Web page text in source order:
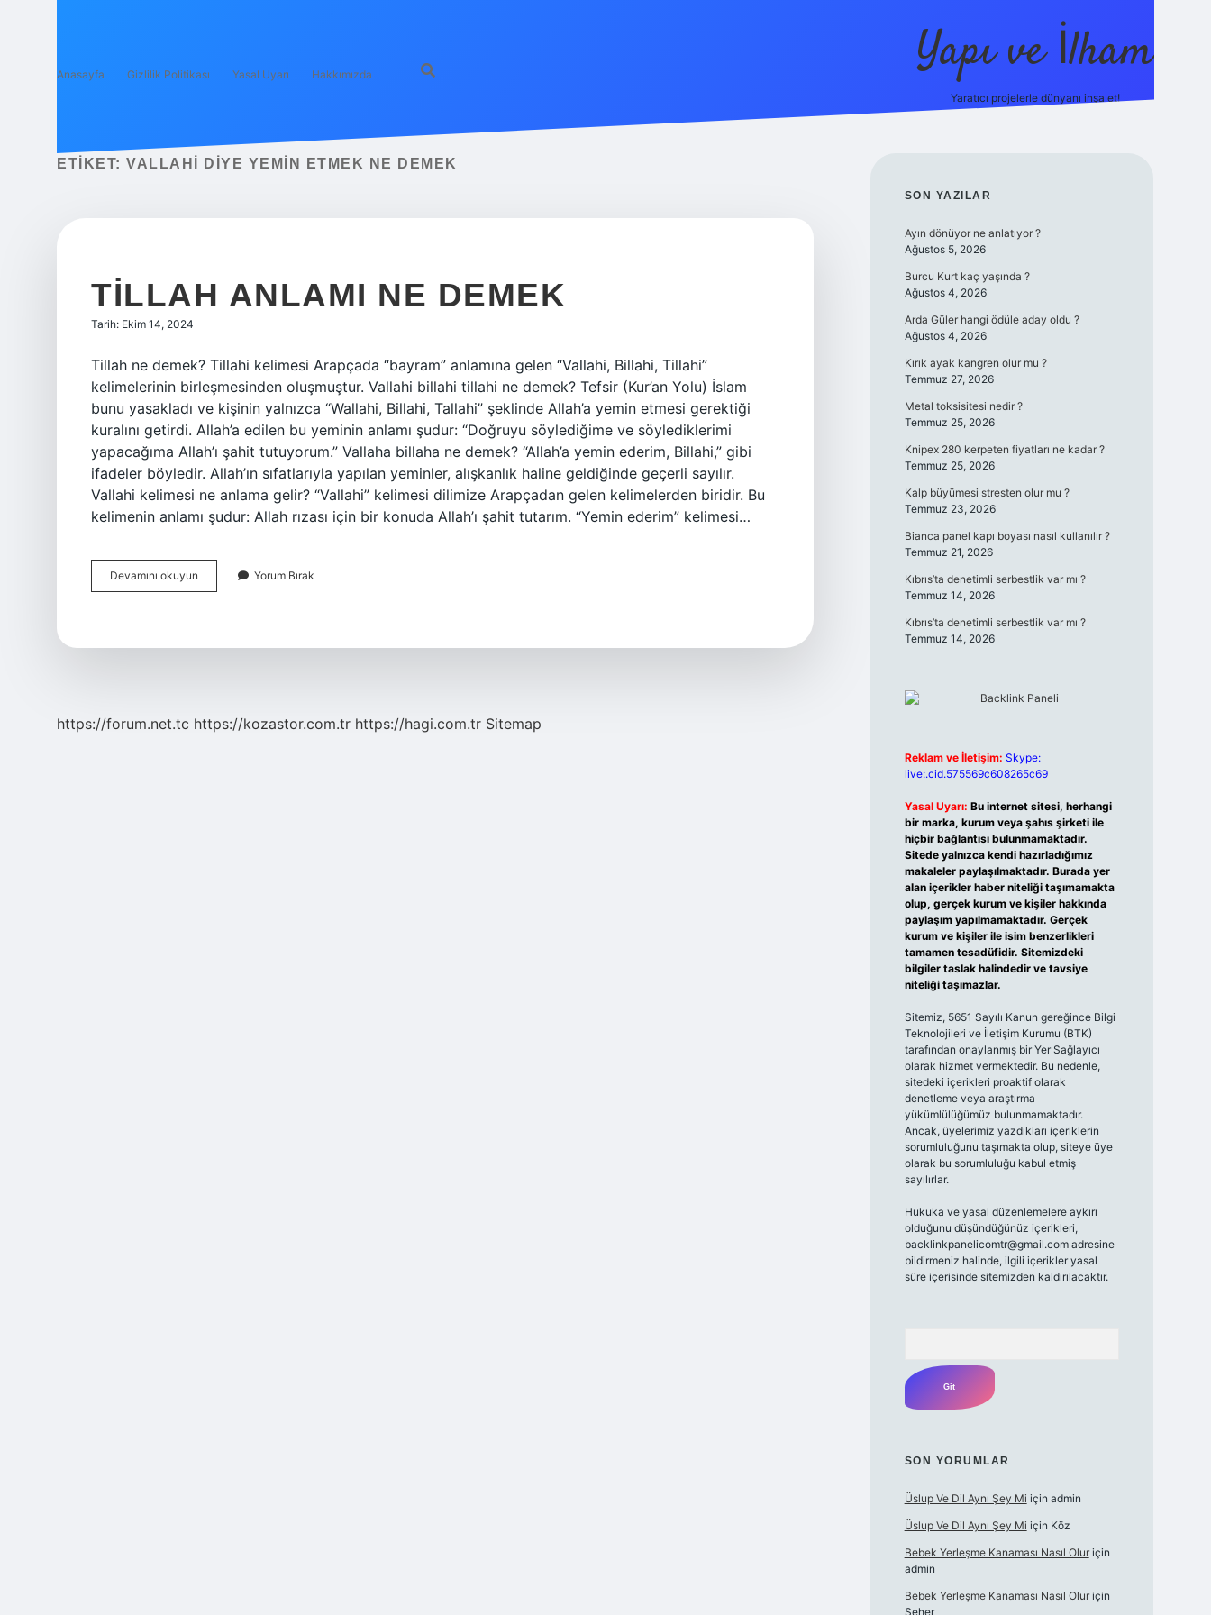
Anasayfa Gizlilik Politikası Yasal Uyarı Hakkımızda Yapı ve İlham
Yaratıcı projelerle dünyanı inşa et!
ETIKET: VALLAHI DIYE YEMIN ETMEK NE DEMEK
TILLAH ANLAMI NE DEMEK
Tarih: Ekim 14, 2024
Tillah ne demek? Tillahi kelimesi Arapçada “bayram” anlamına gelen “Vallahi, Billahi, Tillahi”
kelimelerinin birleşmesinden oluşmuştur. Vallahi billahi tillahi ne demek? Tefsir (Kur’an Yolu) İslam
bunu yasakladı ve kişinin yalnızca “Wallahi, Billahi, Tallahi” şeklinde Allah’a yemin etmesi gerektiği
kuralını getirdi. Allah’a edilen bu yeminin anlamı şudur: “Doğruyu söylediğime ve söylediklerimi
yapacağıma Allah’ı şahit tutuyorum.” Vallaha billaha ne demek? “Allah’a yemin ederim, Billahi,” gibi
ifadeler böyledir. Allah’ın sıfatlarıyla yapılan yeminler, alışkanlık haline geldiğinde geçerli sayılır.
Vallahi kelimesi ne anlama gelir? “Vallahi” kelimesi dilimize Arapçadan gelen kelimelerden biridir. Bu
kelimenin anlamı şudur: Allah rızası için bir konuda Allah’ı şahit tutarım. “Yemin ederim” kelimesi…
Devamını okuyun
Anlamı
Yorum Bırak
https://forum.net.tc https://kozastor.com.tr https://hagi.com.tr Sitemap
SIDEBAR
SON YAZILAR
Ayın dönüyor ne anlatıyor ?
Ağustos 5, 2026
Burcu Kurt kaç yaşında ?
Ağustos 4, 2026
Arda Güler hangi ödüle aday oldu ?
Ağustos 4, 2026
Kırık ayak kangren olur mu ?
Temmuz 27, 2026
Metal toksisitesi nedir ?
Temmuz 25, 2026
Knipex 280 kerpeten fiyatları ne kadar ?
Temmuz 25, 2026
Kalp büyümesi stresten olur mu ?
Temmuz 23, 2026
Bianca panel kapı boyası nasıl kullanılır ?
Temmuz 21, 2026
Kıbrıs’ta denetimli serbestlik var mı ?
Temmuz 14, 2026
Kıbrıs’ta denetimli serbestlik var mı ?
Temmuz 14, 2026
Reklam ve İletişim: Skype:
live:.cid.575569c608265c69
Yasal Uyarı: Bu internet sitesi, herhangi
bir marka, kurum veya şahıs şirketi ile
hiçbir bağlantısı bulunmamaktadır.
Sitede yalnızca kendi hazırladığımız
makaleler paylaşılmaktadır. Burada yer
alan içerikler haber niteliği taşımamakta
olup, gerçek kurum ve kişiler hakkında
paylaşım yapılmamaktadır. Gerçek
kurum ve kişiler ile isim benzerlikleri
tamamen tesadüfidir. Sitemizdeki
bilgiler taslak halindedir ve tavsiye
niteliği taşımazlar.
Sitemiz, 5651 Sayılı Kanun gereğince Bilgi
Teknolojileri ve İletişim Kurumu (BTK)
tarafından onaylanmış bir Yer Sağlayıcı
olarak hizmet vermektedir. Bu nedenle,
sitedeki içerikleri proaktif olarak
denetleme veya araştırma
yükümlülüğümüz bulunmamaktadır.
Ancak, üyelerimiz yazdıkları içeriklerin
sorumluluğunu taşımakta olup, siteye üye
olarak bu sorumluluğu kabul etmiş
sayılırlar.
Hukuka ve yasal düzenlemelere aykırı
olduğunu düşündüğünüz içerikleri,
backlinkpanelicomtr@gmail.comadresine
bildirmeniz halinde, ilgili içerikler yasal
süre içerisinde sitemizden kaldırılacaktır.
SON YORUMLAR
Üslup Ve Dil Aynı Şey Mi için admin
Üslup Ve Dil Aynı Şey Mi için Köz
Bebek Yerleşme Kanaması Nasıl Oluriçin
admin
Bebek Yerleşme Kanaması Nasıl Oluriçin
Seher